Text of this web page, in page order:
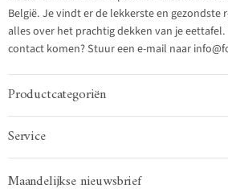
België. Je vindt er de lekkerste en gezondste
alles over het prachtig dekken van je eettafel.
contact komen? Stuur een e-mail naar
Productcategoriën
Service
Maandelijkse nieuwsbrief